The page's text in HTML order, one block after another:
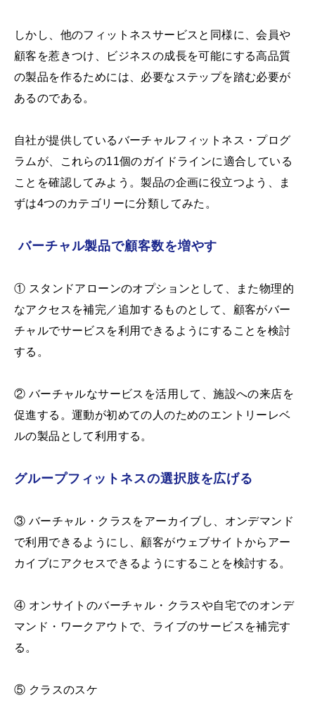
しかし、他のフィットネスサービスと同様に、会員や
顧客を惹きつけ、ビジネスの成長を可能にする高品質
の製品を作るためには、必要なステップを踏む必要が
あるのである。
自社が提供しているバーチャルフィットネス・プログ
ラムが、これらの11個のガイドラインに適合している
ことを確認してみよう。製品の企画に役立つよう、ま
ずは4つのカテゴリーに分類してみた。
バーチャル製品で顧客数を増やす
① スタンドアローンのオプションとして、また物理的
なアクセスを補完／追加するものとして、顧客がバー
チャルでサービスを利用できるようにすることを検討
する。
② バーチャルなサービスを活用して、施設への来店を
促進する。運動が初めての人のためのエントリーレベ
ルの製品として利用する。
グループフィットネスの選択肢を広げる
③ バーチャル・クラスをアーカイブし、オンデマンド
で利用できるようにし、顧客がウェブサイトからアー
カイブにアクセスできるようにすることを検討する。
④ オンサイトのバーチャル・クラスや自宅でのオンデ
マンド・ワークアウトで、ライブのサービスを補完す
る。
⑤ クラスのスケ